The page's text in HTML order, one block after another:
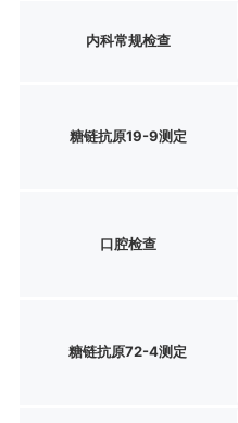
内科常规检查
糖链抗原19-9测定
口腔检查
糖链抗原72-4测定